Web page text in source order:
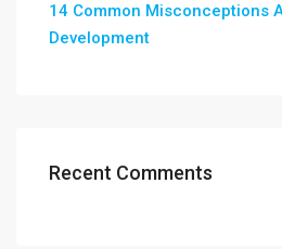
14 Common Misconceptions
Development
Recent Comments